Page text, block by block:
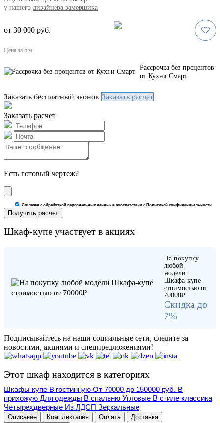
у нашего дизайнера замерщика
от 30 000 руб.
Цена за п.м.
Рассрочка без процентов
от Кухни Смарт
Заказать бесплатный звонок Заказать расчет
Заказать расчет
Есть готовый чертеж?
Согласен с обработкой персональных данных в соответствии с Политикой конфиденциальности
Шкаф-купе участвует в акциях
На покупку
любой
модели
Шкафа-купе
стоимостью от
70000₽
Скидка до
7%
Подписывайтесь на наши социальные сети, следите за
новостями, акциями и спецпредложениями!
Этот шкаф находится в категориях
Шкафы-купе В гостинную От 70000 до 150000 руб. В
прихожую Для одежды В спальню Угловые В стиле классика
Четырехдверные Из ЛДСП Зеркальные
Описание Комплектация Оплата
Доставка